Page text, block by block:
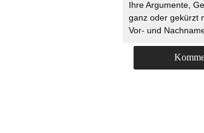
Ihre Argumente,
ganz oder gekürzt
Vor- und